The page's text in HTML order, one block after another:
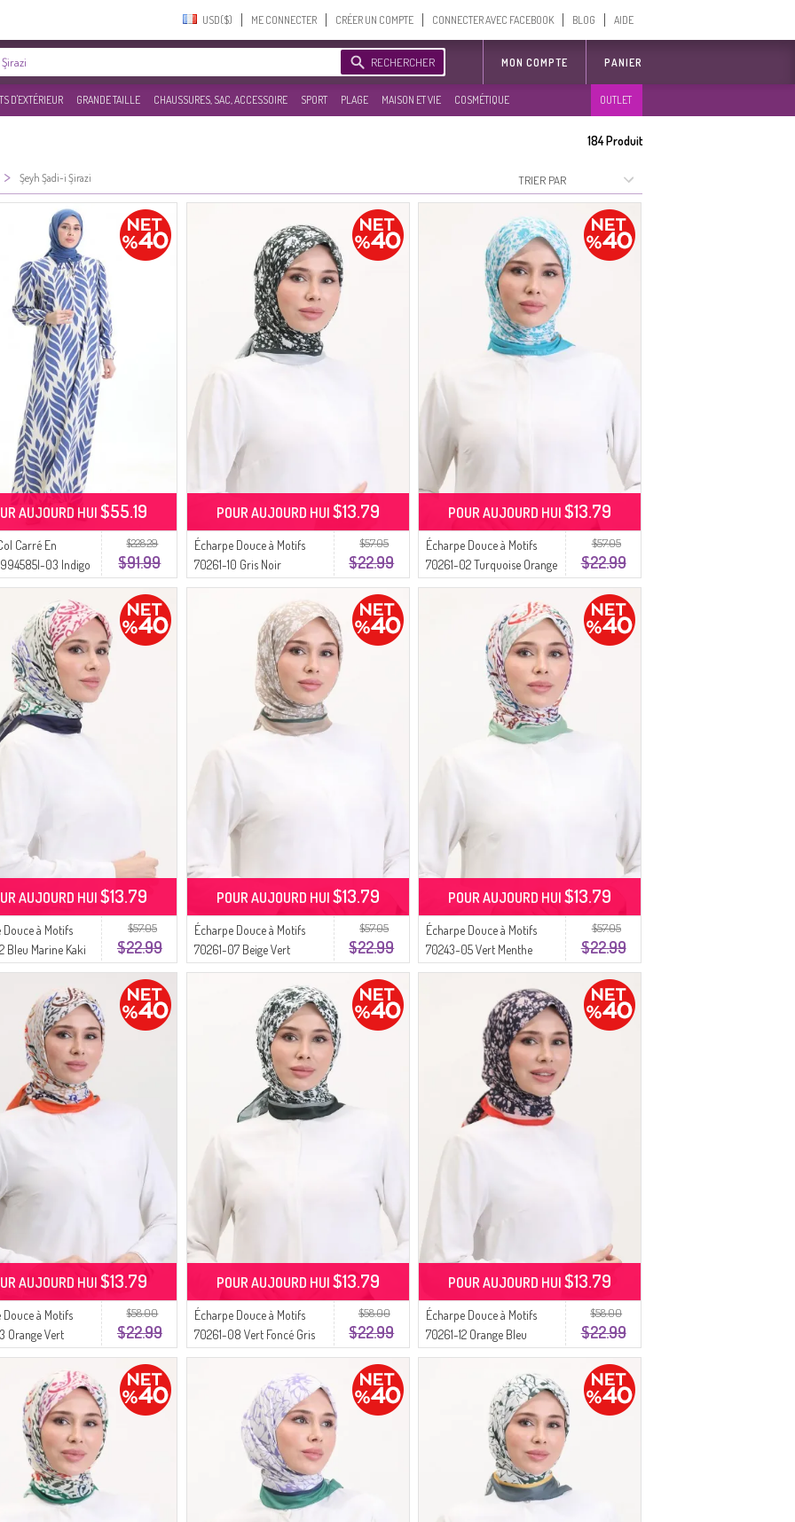
USD($)‎ ME CONNECTER CRÉER UN COMPTE CONNECTER AVEC FACEBOOK BLOG AIDE
RECHERCHER MON COMPTE PANIER
D'EXTÉRIEUR GRANDE TAILLE CHAUSSURES, SAC, ACCESSOIRE SPORT PLAGE MAISON ET VIE COSMÉTIQUE OUTLET
184Produit
> Şeyh Şadi-i Şirazi
$228.29
$91.99
Carré En
03 Indigo
AUJOURD HUI$55.19
$57.05
$22.99
Écharpe Douce à Motifs
70261-10 Gris Noir
POUR AUJOURD HUI $13.79
$57.05
$22.99
Écharpe Douce à Motifs
70261-02 Turquoise Orange
POUR AUJOURD HUI$13.79
$57.05
$22.99
Douce à Motifs
Bleu Marine Kaki
AUJOURD HUI$13.79
$57.05
$22.99
Écharpe Douce à Motifs
70261-07 Beige Vert
POUR AUJOURD HUI $13.79
$57.05
$22.99
Écharpe Douce à Motifs
70243-05 Vert Menthe
Violet
POUR AUJOURD HUI$13.79
$58.00
$22.99
Douce à Motifs
Orange Vert
AUJOURD HUI$13.79
$58.00
$22.99
Écharpe Douce à Motifs
70261-08 Vert Foncé Gris
POUR AUJOURD HUI $13.79
$58.00
$22.99
Écharpe Douce à Motifs
70261-12 Orange Bleu
Marine
POUR AUJOURD HUI$13.79